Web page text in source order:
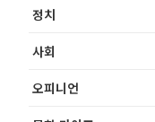
정치
사회
오피니언